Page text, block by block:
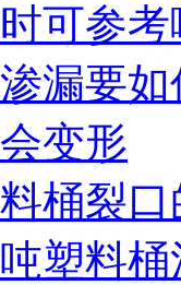
可参
漏要
变形
桶裂
塑料